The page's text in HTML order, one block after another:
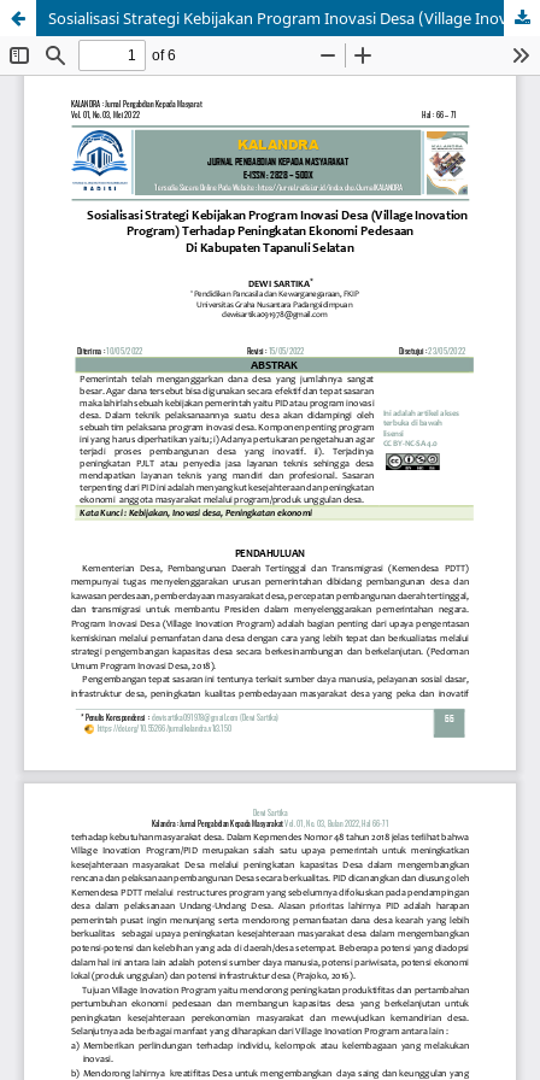
Sosialisasi Strategi Kebijakan Program Inovasi Desa (Village Inovation Program) Terhadap Peningkatan Ekonomi Pedesaan Di Kabupaten Tapanuli Selatan